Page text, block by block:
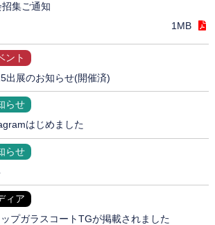
集ご通知
1MB
ント
出展のお知らせ(開催済)
らせ
はじめました
らせ
ィア
プガラスコートTGが掲載されました